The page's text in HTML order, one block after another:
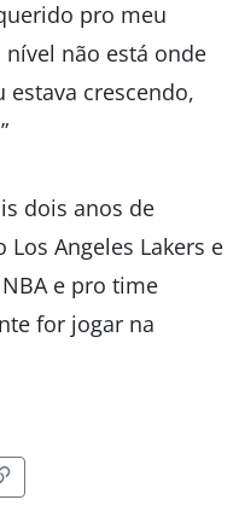
pro meu
não está onde
estava crescendo,
dois anos de
Angeles Lakers e
e pro time
for jogar na